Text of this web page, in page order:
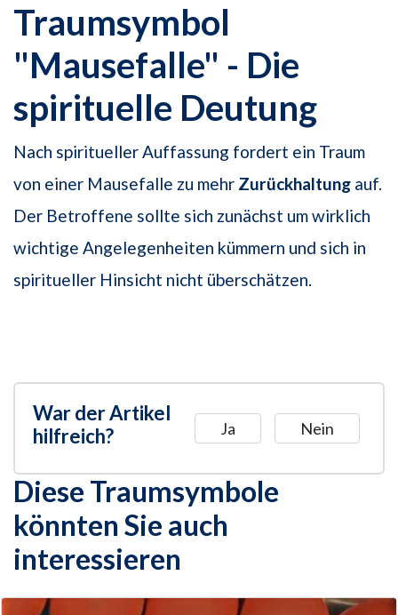
Traumsymbol
"Mausefalle" - Die
spirituelle Deutung
Nach spiritueller Auffassung fordert ein Traum
von einer Mausefalle zu mehr Zurückhaltung auf.
Der Betroffene sollte sich zunächst um wirklich
wichtige Angelegenheiten kümmern und sich in
spiritueller Hinsicht nicht überschätzen.
War der Artikel
hilfreich?
Ja Nein
Diese Traumsymbole
könnten Sie auch
interessieren